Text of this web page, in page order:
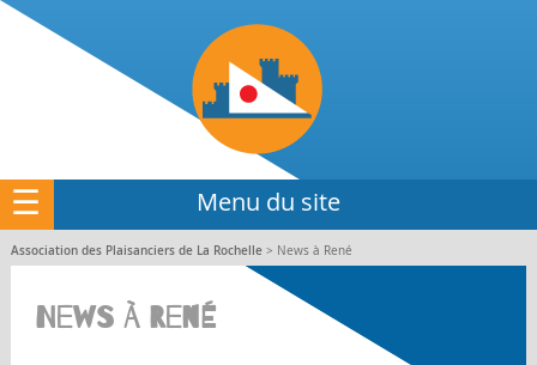
☰ Menu du site
Association des Plaisanciers de La Rochelle> News à René
News à René